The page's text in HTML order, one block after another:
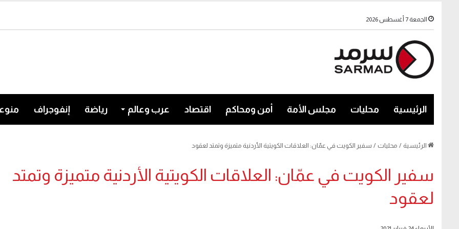
الجمعة 7 أغسطس 2026
الرئيسية محليات مجلس الأمة أمن ومحاكم اقتصاد عرب وعالم رياضة إنفوجراف
الرئيسية / محليات / سفير الكويت في عمّان: العلاقات الكويتية الأردنية متميزة وتمتد لعقود
سفير الكويت في عمّان: العلاقات الكويتية الأردنية متميزة وتمتد
لعقود